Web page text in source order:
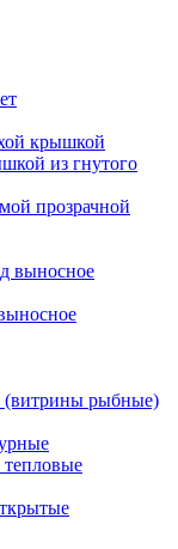
крышкой
из гнутого
прозрачной
выносное
рыбные)